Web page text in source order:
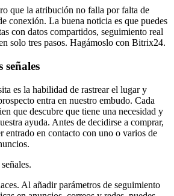
que la atribución no falla por falta de
conexión. La buena noticia es que puedes
con datos compartidos, seguimiento real
solo tres pasos. Hagámoslo con Bitrix24.
señales
es la habilidad de rastrear el lugar y
entra en nuestro embudo. Cada
que descubre que tiene una necesidad y
ayuda. Antes de decidirse a comprar,
entrado en contacto con uno o varios de
Al añadir parámetros de seguimiento